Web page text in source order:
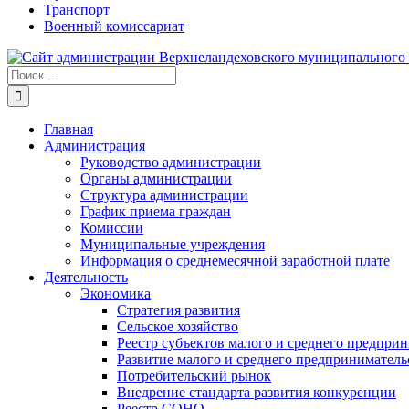
Транспорт
Военный комиссариат
Результат
поиска:
Главная
Администрация
Руководство администрации
Органы администрации
Структура администрации
График приема граждан
Комиссии
Муниципальные учреждения
Информация о среднемесячной заработной плате
Деятельность
Экономика
Стратегия развития
Сельское хозяйство
Реестр субъектов малого и среднего
Развитие малого и среднего
Потребительский рынок
Внедрение стандарта развития конкуренции